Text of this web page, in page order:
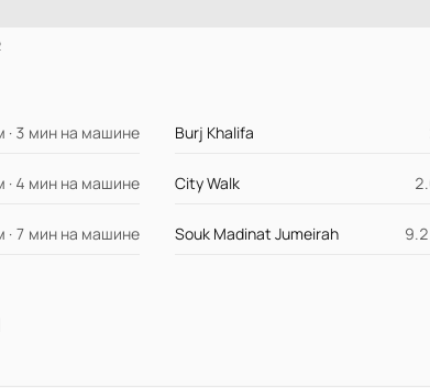
· 3 мин на машине Burj Khalifa
· 4 мин на машине City Walk
· 7 мин на машине Souk Madinat Jumeirah